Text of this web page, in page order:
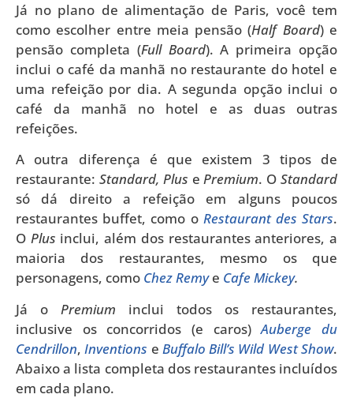
Já no plano de alimentação de Paris, você tem
como escolher entre meia pensão (Half Board) e
pensão completa (Full Board). A primeira opção
inclui o café da manhã no restaurante do hotel e
uma refeição por dia. A segunda opção inclui o
café da manhã no hotel e as duas outras
refeições.
A outra diferença é que existem 3 tipos de
restaurante: Standard, Plus ePremium. OStandard
só dá direito a refeição em alguns poucos
restaurantes buffet, como o Restaurant des Stars.
O Plus inclui, além dos restaurantes anteriores, a
maioria dos restaurantes, mesmo os que
personagens, como Chez Remy e Cafe Mickey.
Já o Premium inclui todos os restaurantes,
inclusive os concorridos (e caros)Auberge du
Cendrillon,Inventions e Buffalo Bill’s Wild West Show.
Abaixo a lista completa dos restaurantes incluídos
em cada plano.